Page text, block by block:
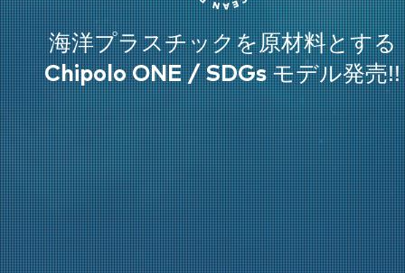
海洋プラスチックを原材料とする
Chipolo ONE / SDGsモデル発売!!